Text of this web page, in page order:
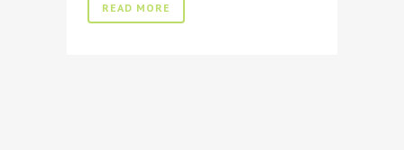
READ MORE